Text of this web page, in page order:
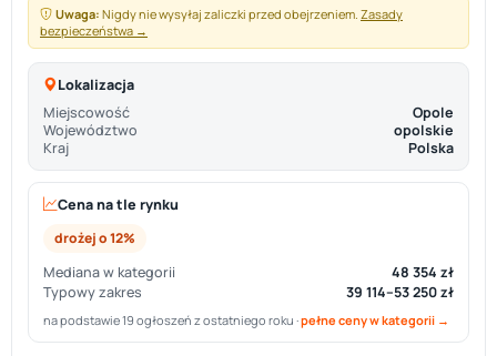
Uwaga: Nigdy nie wysyłaj zaliczki przed obejrzeniem. Zasady
bezpieczeństwa →
Lokalizacja
Miejscowość
Opole
Województwo
opolskie
Kraj
Polska
Cena na tle rynku
drożej o 12%
Mediana w kategorii
48 354 zł
Typowy zakres
39 114–53 250 zł
na podstawie 19 ogłoszeń z ostatniego roku ·pełne ceny w kategorii →